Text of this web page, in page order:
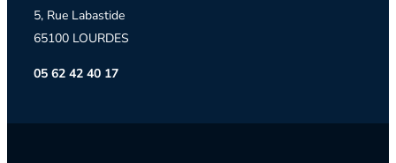
5, Rue Labastide
65100 LOURDES
05 62 42 40 17